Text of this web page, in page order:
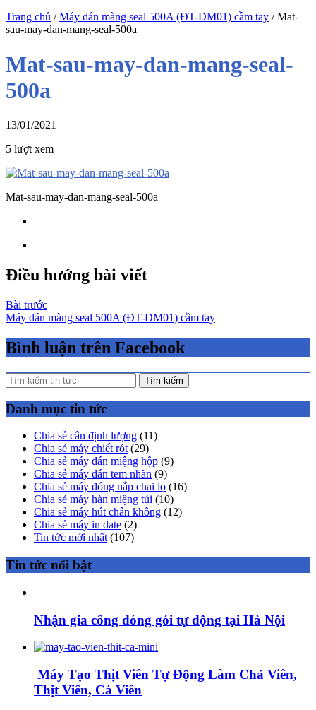
Trang chủ /Máy dán màng seal 500A (ĐT-DM01) cầm tay /Mat-
sau-may-dan-mang-seal-500a
Mat-sau-may-dan-mang-seal-
500a
13/01/2021
5 lượt xem
Mat-sau-may-dan-mang-seal-500a
Điều hướng bài viết
Bài trước
Máy dán màng seal 500A (ĐT-DM01) cầm tay
Bình luận trên Facebook
Tìm kiếm
Danh mục tin tức
Chia sẻ cân định lượng (11)
Chia sẻ máy chiết rót (29)
Chia sẻ máy dán miệng hộp (9)
Chia sẻ máy dán tem nhãn (9)
Chia sẻ máy đóng nắp chai lọ (16)
Chia sẻ máy hàn miệng túi (10)
Chia sẻ máy hút chân không (12)
Chia sẻ máy in date (2)
Tin tức mới nhất (107)
Tin tức nổi bật
Nhận gia công đóng gói tự động tại Hà Nội
Máy Tạo Thịt Viên Tự Động Làm Chả Viên,
Thịt Viên, Cá Viên